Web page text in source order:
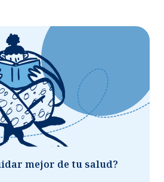
mejor de tu salud?